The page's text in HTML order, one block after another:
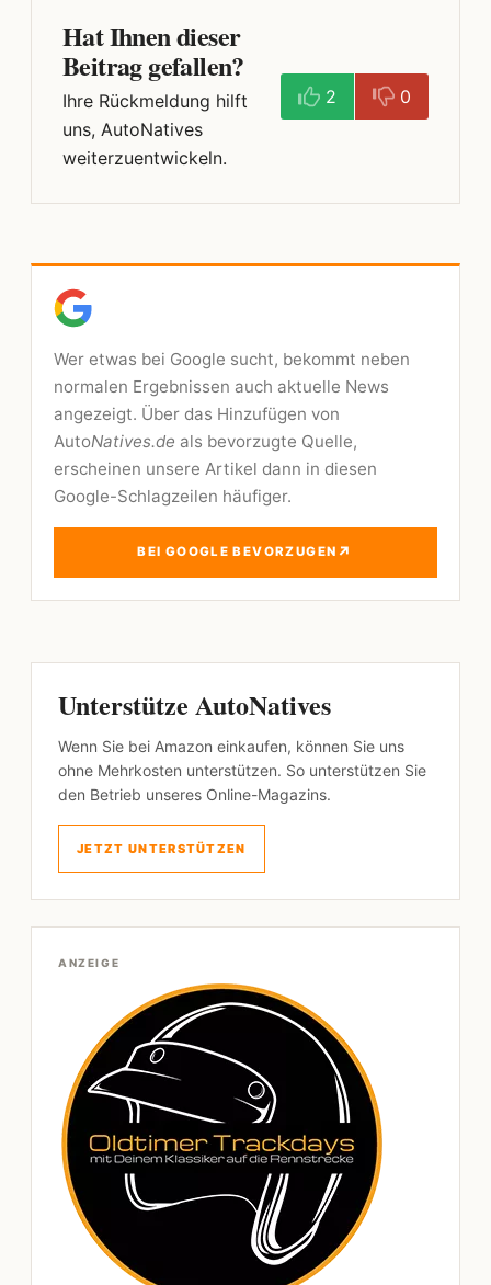
Hat Ihnen dieser
Beitrag gefallen?
Ihre Rückmeldung hilft
uns, AutoNatives
weiterzuentwickeln.
2 0
Wer etwas bei Google sucht, bekommt neben
normalen Ergebnissen auch aktuelle News
angezeigt. Über das Hinzufügen von
AutoNatives.de als bevorzugte Quelle,
erscheinen unsere Artikel dann in diesen
Google-Schlagzeilen häufiger.
BEI GOOGLE BEVORZUGEN ↗
Unterstütze AutoNatives
Wenn Sie bei Amazon einkaufen, können Sie uns
ohne Mehrkosten unterstützen. So unterstützen Sie
den Betrieb unseres Online-Magazins.
JETZT UNTERSTÜTZEN
ANZEIGE